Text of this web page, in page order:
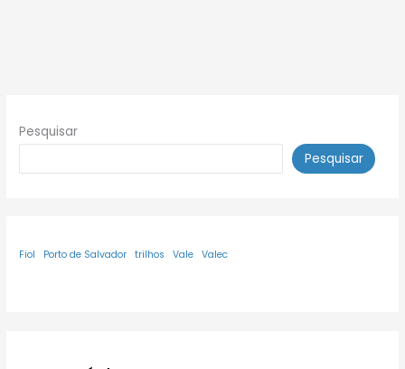
Pesquisar
Pesquisar
Fiol Porto de Salvador trilhos Vale Valec